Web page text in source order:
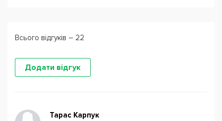
Всього відгуків – 22
Додати відгук
Тарас Карпук